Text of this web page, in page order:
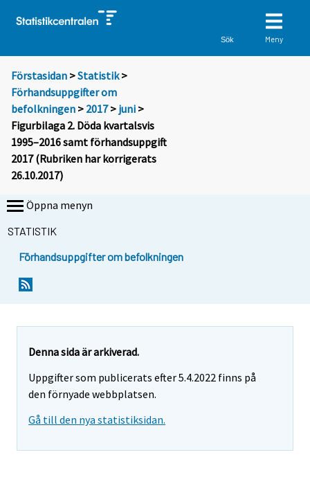
Sök Meny
Förstasidan >Statistik >
Förhandsuppgifter om
befolkningen > 2017> juni >
Figurbilaga 2. Döda kvartalsvis
1995–2016 samt förhandsuppgift
2017 (Rubriken har korrigerats
26.10.2017)
Öppna menyn
STATISTIK
Förhandsuppgifter om befolkningen
Denna sida är arkiverad.
Uppgifter som publicerats efter 5.4.2022 finns på
den förnyade webbplatsen.
Gå till den nya statistiksidan.